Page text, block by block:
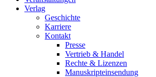
Verlag
Geschichte
Karriere
Kontakt
Presse
Vertrieb & Handel
Rechte & Lizenzen
Manuskripteinsendung